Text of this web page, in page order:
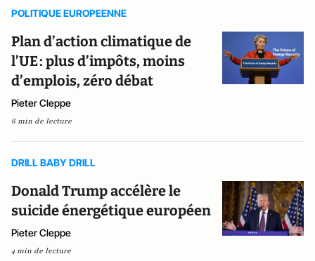
POLITIQUE EUROPEENNE
Plan d’action climatique de
l’UE : plus d’impôts, moins
d’emplois, zéro débat
Pieter Cleppe
6 min de lecture
DRILL BABY DRILL
Donald Trump accélère le
suicide énergétique européen
Pieter Cleppe
4 min de lecture